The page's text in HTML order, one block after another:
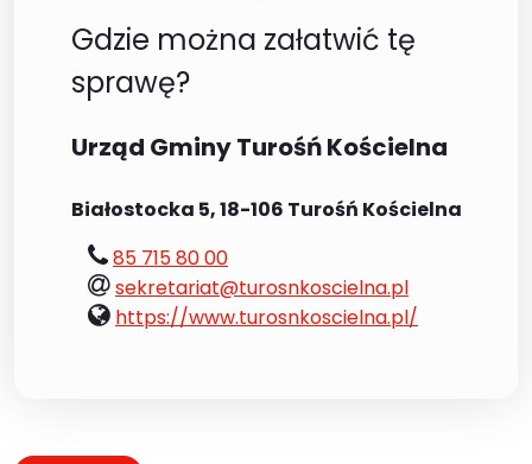
Gdzie można załatwić tę
sprawę?
Urząd Gminy Turośń Kościelna
Białostocka 5, 18-106 Turośń Kościelna
tel.:
85 715 80 00
e-
mail:
sekretariat@turosnkoscielna.pl
www:
https://www.turosnkoscielna.pl/